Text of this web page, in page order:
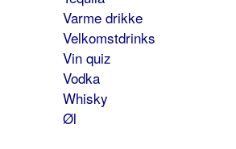
Varme drikke
Velkomstdrinks
Vin quiz
Vodka
Whisky
Øl